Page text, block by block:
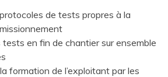
de tests propres à la
en fin de chantier sur ensemble
formation de l’exploitant par les